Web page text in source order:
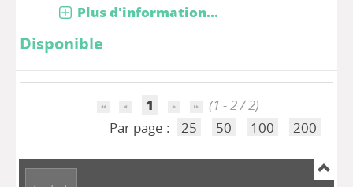
Plus d'information...
Disponible
1
(1 - 2 / 2)
Par page :
25 50 100 200